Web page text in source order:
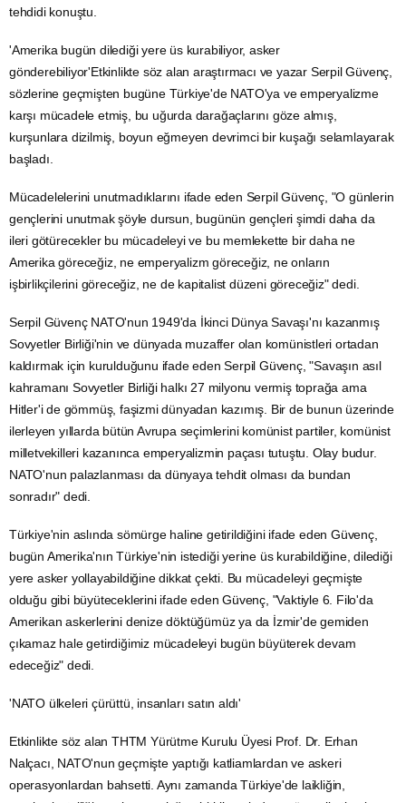
tehdidi konuştu.
'Amerika bugün dilediği yere üs kurabiliyor, asker
gönderebiliyor'Etkinlikte söz alan araştırmacı ve yazar Serpil Güvenç,
sözlerine geçmişten bugüne Türkiye'de NATO'ya ve emperyalizme
karşı mücadele etmiş, bu uğurda darağaçlarını göze almış,
kurşunlara dizilmiş, boyun eğmeyen devrimci bir kuşağı selamlayarak
başladı.
Mücadelelerini unutmadıklarını ifade eden Serpil Güvenç, "O günlerin
gençlerini unutmak şöyle dursun, bugünün gençleri şimdi daha da
ileri götürecekler bu mücadeleyi ve bu memlekette bir daha ne
Amerika göreceğiz, ne emperyalizm göreceğiz, ne onların
işbirlikçilerini göreceğiz, ne de kapitalist düzeni göreceğiz" dedi.
Serpil Güvenç NATO'nun 1949'da İkinci Dünya Savaşı'nı kazanmış
Sovyetler Birliği'nin ve dünyada muzaffer olan komünistleri ortadan
kaldırmak için kurulduğunu ifade eden Serpil Güvenç, "Savaşın asıl
kahramanı Sovyetler Birliği halkı 27 milyonu vermiş toprağa ama
Hitler'i de gömmüş, faşizmi dünyadan kazımış. Bir de bunun üzerinde
ilerleyen yıllarda bütün Avrupa seçimlerini komünist partiler, komünist
milletvekilleri kazanınca emperyalizmin paçası tutuştu. Olay budur.
NATO'nun palazlanması da dünyaya tehdit olması da bundan
sonradır" dedi.
Türkiye'nin aslında sömürge haline getirildiğini ifade eden Güvenç,
bugün Amerika'nın Türkiye'nin istediği yerine üs kurabildiğine, dilediği
yere asker yollayabildiğine dikkat çekti. Bu mücadeleyi geçmişte
olduğu gibi büyüteceklerini ifade eden Güvenç, "Vaktiyle 6. Filo'da
Amerikan askerlerini denize döktüğümüz ya da İzmir'de gemiden
çıkamaz hale getirdiğimiz mücadeleyi bugün büyüterek devam
edeceğiz" dedi.
'NATO ülkeleri çürüttü, insanları satın aldı'
Etkinlikte söz alan THTM Yürütme Kurulu Üyesi Prof. Dr. Erhan
Nalçacı, NATO'nun geçmişte yaptığı katliamlardan ve askeri
operasyonlardan bahsetti. Aynı zamanda Türkiye'de laikliğin,